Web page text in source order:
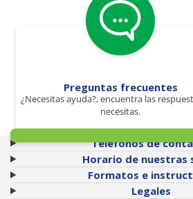
Preguntas frecuentes
¿Necesitas ayuda?, encuentra las
necesitas.
Teléfonos de
Horario de nuestras
Formatos e
Legales